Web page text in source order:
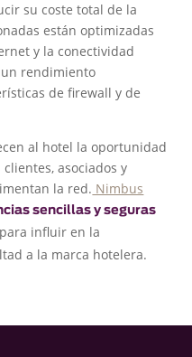
su coste total de la
están optimizadas
y la conectividad
rendimiento
de firewall y de
al hotel la oportunidad
asociados y
la red. Nimbus
sencillas y seguras
influir en la
a la marca hotelera.